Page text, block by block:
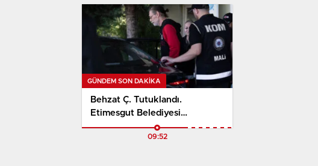
Edildiğini Söyledi
GÜNDEM SON DAKİKA
Behzat Ç. Tutuklandı.
Etimesgut Belediyesi
Soruşturmasında Erdal
Beşikçioğlu Dahil 40 Kişi
09:52